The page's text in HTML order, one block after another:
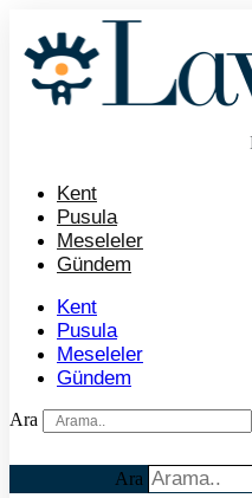
Kent
Pusula
Meseleler
Gündem
Kent
Pusula
Meseleler
Gündem
Ara
Ara